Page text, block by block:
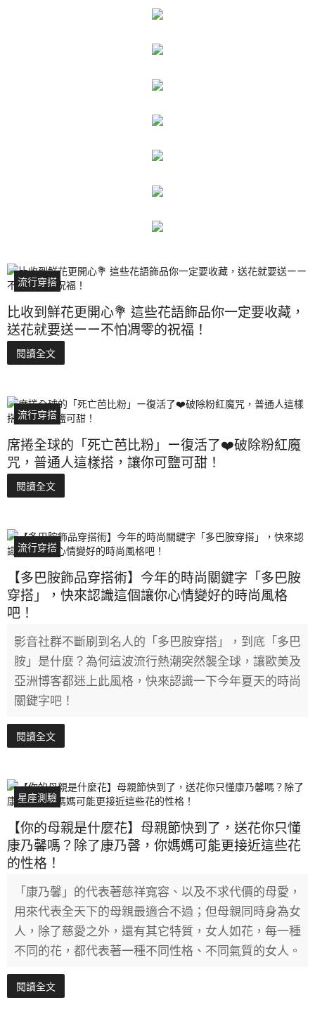
流行穿搭
比收到鮮花更開心💐 這些花語飾品你一定要收藏，
送花就要送ーー不怕凋零的祝福！
閱讀全文
流行穿搭
席捲全球的「死亡芭比粉」ー復活了❤️破除粉紅魔
咒，普通人這樣搭，讓你可鹽可甜！
閱讀全文
流行穿搭
【多巴胺飾品穿搭術】今年的時尚關鍵字「多巴胺
穿搭」，快來認識這個讓你心情變好的時尚風格
吧！
影音社群不斷刷到名人的「多巴胺穿搭」，到底「多巴
胺」是什麼？為何這波流行熱潮突然襲全球，讓歐美及
亞洲博客都迷上此風格，快來認識一下今年夏天的時尚
關鍵字吧！
閱讀全文
星座測驗
【你的母親是什麼花】母親節快到了，送花你只懂
康乃馨嗎？除了康乃韾，你媽媽可能更接近這些花
的性格！
「康乃馨」的代表著慈祥寬容、以及不求代價的母愛，
用來代表全天下的母親最適合不過；但母親同時身為女
人，除了慈愛之外，還有其它特質，女人如花，每一種
不同的花，都代表著一種不同性格、不同氣質的女人。
閱讀全文